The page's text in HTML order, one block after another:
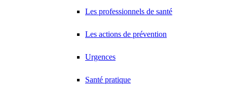
Les professionnels de santé
Les actions de prévention
Urgences
Santé pratique